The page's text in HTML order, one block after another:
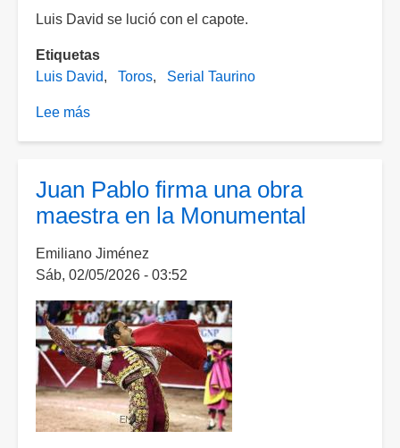
Luis David se lució con el capote.
Etiquetas
Luis David
Toros Serial Taurino
Lee más
a
la
feriante
Juan Pablo firma una obra
maestra en la Monumental
Emiliano Jiménez
Sáb, 02/05/2026 - 03:52